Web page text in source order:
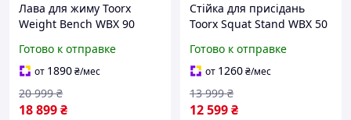
Лава для жиму Toorx
Weight Bench WBX 90
shopping-without-
problems-
Готово к отправке
от 1890₴/мес
18 899₴
20 999 ₴
Стійка для присідань
Toorx Squat Stand WBX 50
shopping-without-
problems-
Готово к отправке
от 1260₴/мес
12 599₴
13 999 ₴